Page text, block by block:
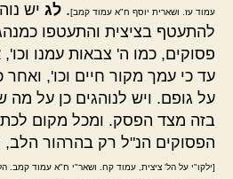
עמוד עז. ושארית יוסף ח"א עמוד קמב]. לג יש
להתעטף בציצית והתעטפו
פסוקים, כמו ה' צבאות עמנו
עד כי עמך מקור חיים וכו',
על גופם. ויש לנוהגים כן על מה
בזה מצד הפסק. ומכל מקום
הפסוקים הנ"ל רק בהרהור
[ילקו"י על הל' ציצית, עמוד קח. ושאר"י ח"א עמוד קמב.